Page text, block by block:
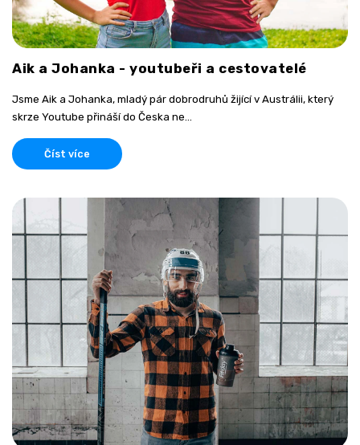
Aik a Johanka - youtubeři a cestovatelé
Jsme Aik a Johanka, mladý pár dobrodruhů žijící v Austrálii, který
skrze Youtube přináší do Česka ne...
Číst více